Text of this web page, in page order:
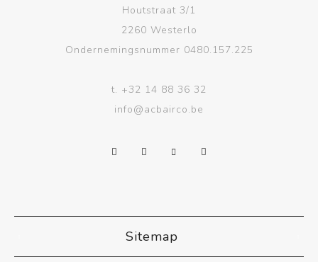
Houtstraat 3/1
2260 Westerlo
Ondernemingsnummer 0480.157.225
t. +32 14 88 36 32
info@acbairco.be
Sitemap